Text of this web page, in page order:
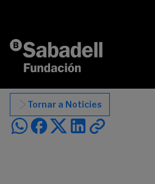
Tornar a Notícies